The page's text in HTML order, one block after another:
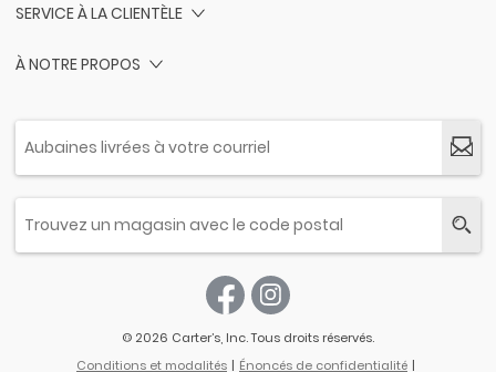
SERVICE À LA CLIENTÈLE
À NOTRE PROPOS
© 2026 Carter’s, Inc. Tous droits réservés.
Conditions et modalités
Énoncés de confidentialité